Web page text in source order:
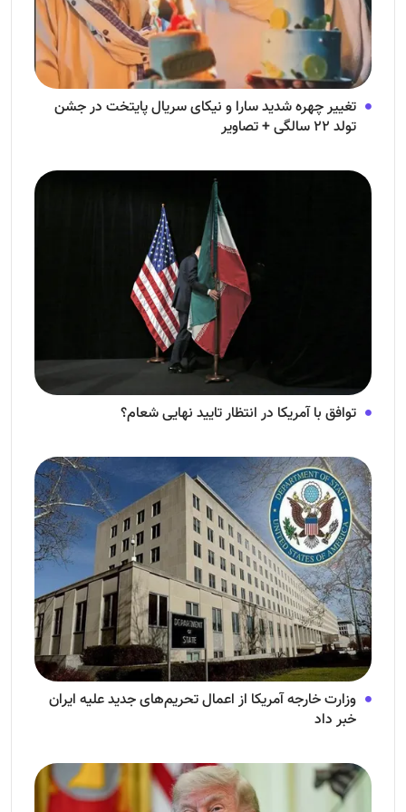
تغییر چهره شدید سارا و نیکای سریال پایتخت در جشن
تولد ۲۲ سالگی + تصاویر
توافق با آمریکا در انتظار تایید نهایی شعام؟
وزارت خارجه آمریکا از اعمال تحریم‌های جدید علیه ایران
خبر داد